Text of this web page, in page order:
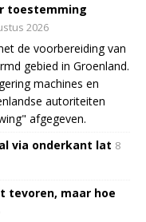
toestemming
2026
de voorbereiding van
gebied in Groenland.
machines en
autoriteiten
afgegeven.
via onderkant lat 8
tevoren, maar hoe